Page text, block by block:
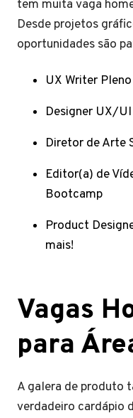
tem muita vaga
Desde projetos
oportunidades são
UX Writer
Designer UX/
Diretor de Arte
Editor(a) de
Bootcamp
Product
mais!
Vagas
para
A galera de produto
verdadeiro cardápio